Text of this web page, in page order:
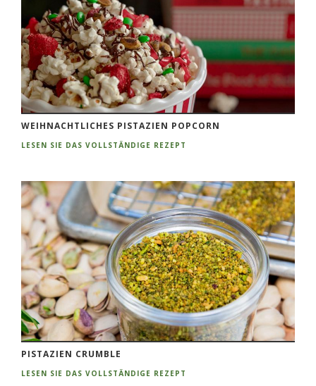
WEIHNACHTLICHES PISTAZIEN POPCORN
LESEN SIE DAS VOLLSTÄNDIGE REZEPT
PISTAZIEN CRUMBLE
LESEN SIE DAS VOLLSTÄNDIGE REZEPT